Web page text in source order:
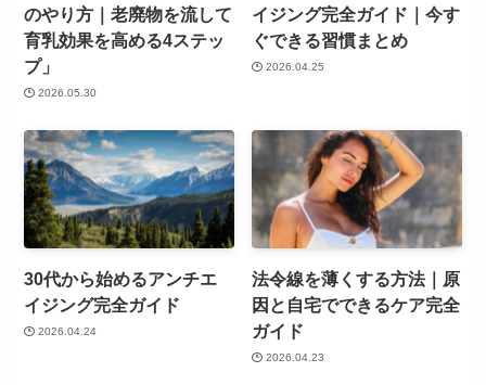
のやり方｜老廃物を流して
育乳効果を高める4ステッ
プ」
2026.05.30
イジング完全ガイド｜今す
ぐできる習慣まとめ
2026.04.25
30代から始めるアンチエ
イジング完全ガイド
2026.04.24
法令線を薄くする方法｜原
因と自宅でできるケア完全
ガイド
2026.04.23